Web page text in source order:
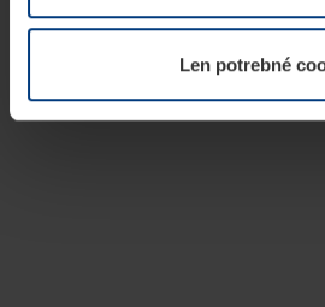
kedykoľvek zmeniť alebo odvolať
našej webovej stránky.Len potrebné